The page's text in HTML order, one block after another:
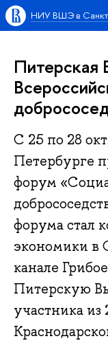
НИУ ВШЭ в
Питерская
С 25 по 28
Петербурге
форум
форума стал
экономики в
канале
Питерскую
участника из